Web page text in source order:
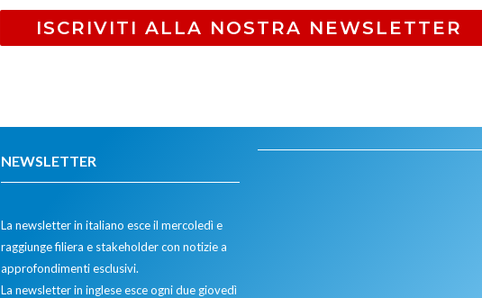
ISCRIVITI ALLA NOSTRA NEWSLETTER
NEWSLETTER
La newsletter in italiano esce il mercoledì e
raggiunge filiera e stakeholder con notizie a
approfondimenti esclusivi.
La newsletter in inglese esce ogni due giovedì